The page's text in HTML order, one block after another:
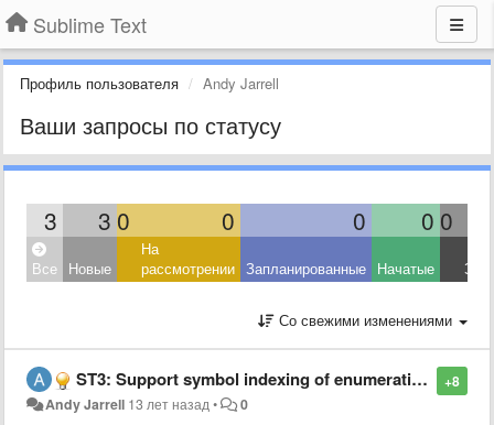
Sublime Text
Профиль пользователя Andy Jarrell
Ваши запросы по статусу
3 3 0 0 0 0 0
Все Новые
На
рассмотрении Запланированные Начатые
Со свежими изменениями
+8
ST3: Support symbol indexing of enumeration values in C/C++
Andy Jarrell 13 лет назад• 0